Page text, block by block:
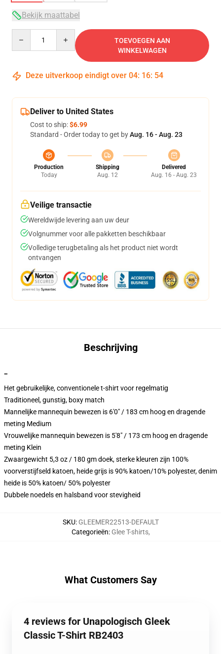
Bekijk maattabel
TOEVOEGEN AAN
WINKELWAGEN
Deze uitverkoop eindigt over 04: 16: 54
Deliver to United States
Cost to ship:$6.99
Standard - Order today to get byAug. 16 - Aug. 23
Production
Today
Shipping
Aug. 12
Delivered
Aug. 16 - Aug. 23
Veilige transactie
Wereldwijde levering aan uw deur
Volgnummer voor alle pakketten beschikbaar
Volledige terugbetaling als het product niet wordt
ontvangen
Beschrijving
""
Het gebruikelijke, conventionele t-shirt voor regelmatig
Traditioneel, gunstig, boxy match
Mannelijke mannequin bewezen is 6'0" / 183 cm hoog en dragende
meting Medium
Vrouwelijke mannequin bewezen is 5'8" / 173 cm hoog en dragende
meting Klein
Zwaargewicht 5,3 oz / 180 gm doek, sterke kleuren zijn 100%
voorverstijfseld katoen, heide grijs is 90% katoen/10% polyester, denim
heide is 50% katoen/ 50% polyester
Dubbele noedels en halsband voor stevigheid
SKU: GLEEMER22513-DEFAULT
Categorieën: Glee T-shirts,
What Customers Say
4 reviews for Unapologisch Gleek
Classic T-Shirt RB2403